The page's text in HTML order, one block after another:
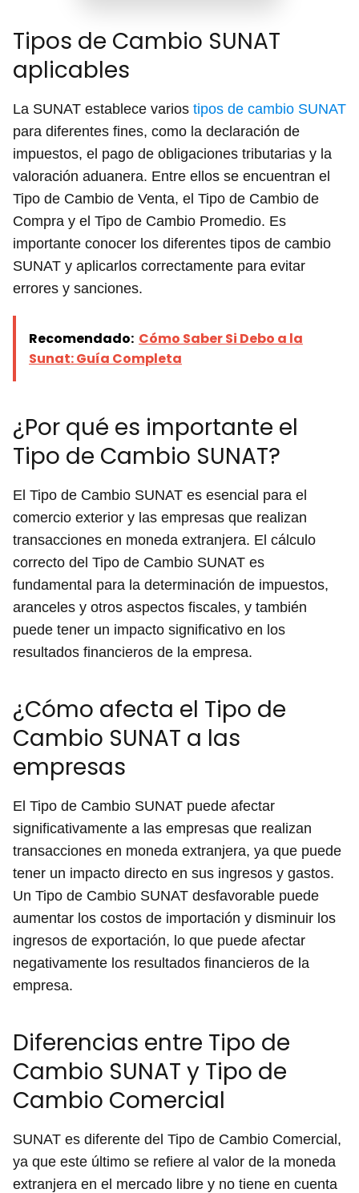
Tipos de Cambio SUNAT
aplicables
La SUNAT establece varios tipos de cambio SUNAT
para diferentes fines, como la declaración de
impuestos, el pago de obligaciones tributarias y la
valoración aduanera. Entre ellos se encuentran el
Tipo de Cambio de Venta, el Tipo de Cambio de
Compra y el Tipo de Cambio Promedio. Es
importante conocer los diferentes tipos de cambio
SUNAT y aplicarlos correctamente para evitar
errores y sanciones.
Recomendado: Cómo Saber Si Debo a la
Sunat: Guía Completa
¿Por qué es importante el
Tipo de Cambio SUNAT?
El Tipo de Cambio SUNAT es esencial para el
comercio exterior y las empresas que realizan
transacciones en moneda extranjera. El cálculo
correcto del Tipo de Cambio SUNAT es
fundamental para la determinación de impuestos,
aranceles y otros aspectos fiscales, y también
puede tener un impacto significativo en los
resultados financieros de la empresa.
¿Cómo afecta el Tipo de
Cambio SUNAT a las
empresas
El Tipo de Cambio SUNAT puede afectar
significativamente a las empresas que realizan
transacciones en moneda extranjera, ya que puede
tener un impacto directo en sus ingresos y gastos.
Un Tipo de Cambio SUNAT desfavorable puede
aumentar los costos de importación y disminuir los
ingresos de exportación, lo que puede afectar
negativamente los resultados financieros de la
empresa.
Diferencias entre Tipo de
Cambio SUNAT y Tipo de
Cambio Comercial
SUNAT es diferente del Tipo de Cambio Comercial,
ya que este último se refiere al valor de la moneda
extranjera en el mercado libre y no tiene en cuenta